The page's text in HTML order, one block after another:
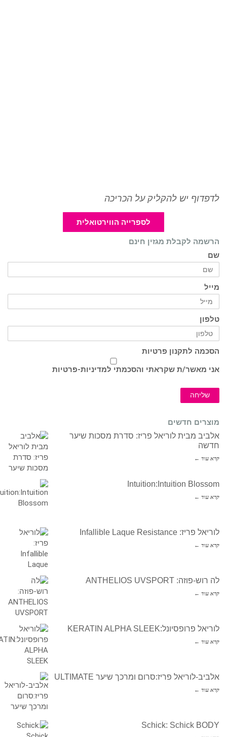
לדפדוף יש להקליק על הכריכה
לספרייה הווירטואלית
הרשמה לקבלת מגזין חינם
שם
מייל
טלפון
הסכמה לתקנון פרטיות
אני מאשר/ת שקראתי והסכמתי למדיניות-פרטיות
שליחה
מוצרים חדשים
אלביב מבית לוריאל פריז: סדרת מסכות שיער
חדשה
קרא עוד ←
Intuition:Intuition Blossom
קרא עוד ←
לוריאל פריז: Infallible Laque Resistance
קרא עוד ←
לה רוש-פוזה: ANTHELIOS UVSPORT
קרא עוד ←
לוריאל פרופסיונל:KERATIN ALPHA SLEEK
קרא עוד ←
אלביב-לוריאל פריז:סרום ומרכך שיער ULTIMATE
קרא עוד ←
Schick: Schick BODY